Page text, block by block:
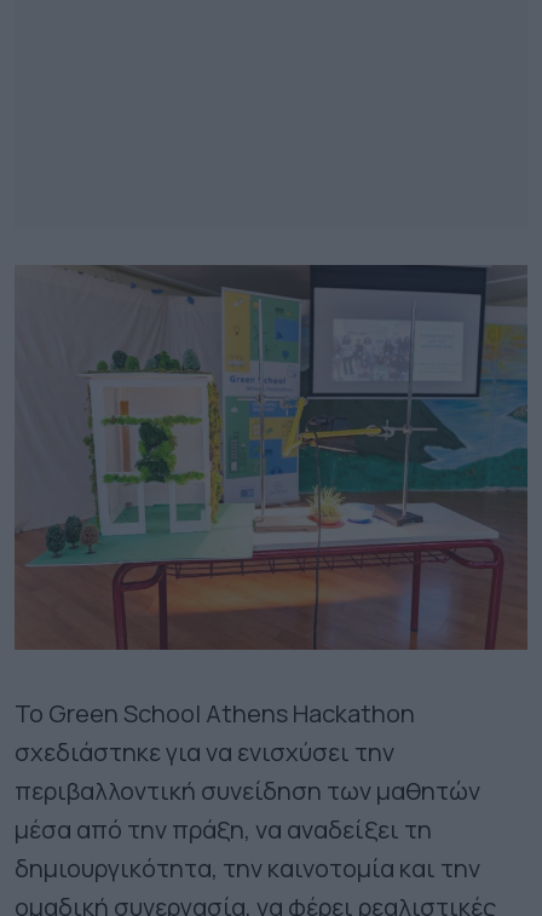
Το Green School Athens Hackathon
σχεδιάστηκε για να ενισχύσει την
περιβαλλοντική συνείδηση των μαθητών
μέσα από την πράξη, να αναδείξει τη
δημιουργικότητα, την καινοτομία και την
ομαδική συνεργασία, να φέρει ρεαλιστικές